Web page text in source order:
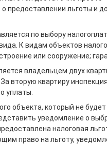
о предоставлении льготы и
по выбору
К видам объектов
или сооружение;
владельцем двух
вторую квартиру
уплаты.
объекта, который не
уведомление о
налоговая
право на льготу,